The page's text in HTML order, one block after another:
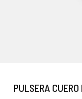
PULSERA